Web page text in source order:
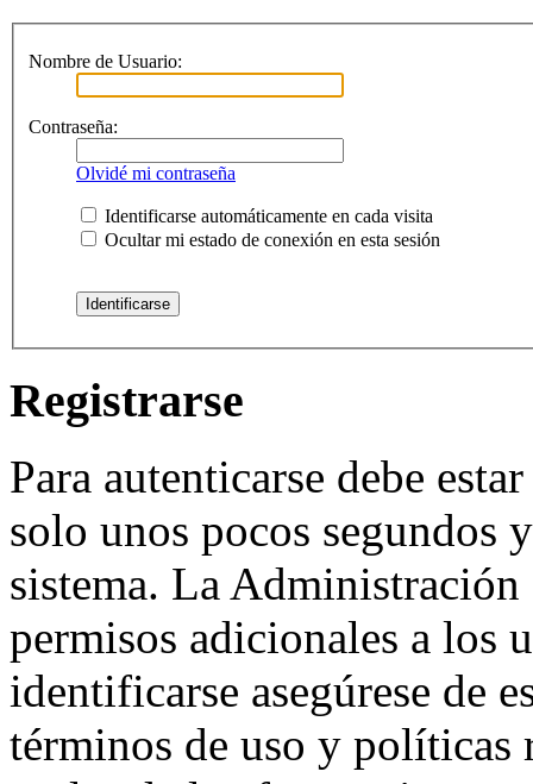
Nombre de Usuario:
Contraseña:
Olvidé mi contraseña
Identificarse automáticamente en cada visita
Ocultar mi estado de conexión en esta sesión
Registrarse
Para autenticarse debe
solo unos pocos segundos
sistema. La
permisos adicionales a los
identificarse asegúrese de
términos de uso y políticas